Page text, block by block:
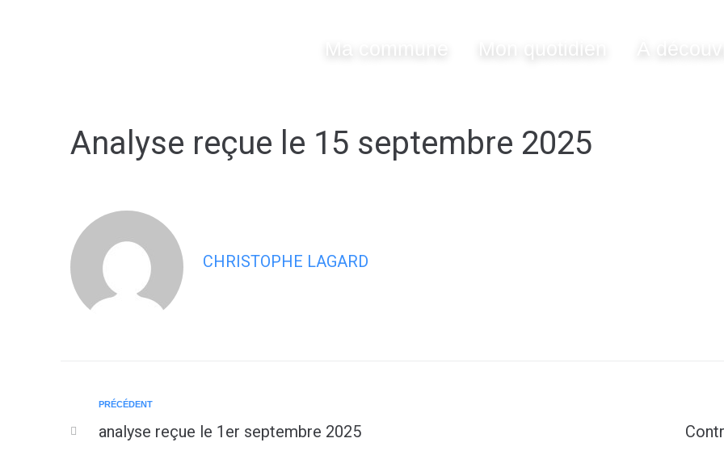
À
Analyse reçue le 15 septembre 2025
CHRISTOPHE LAGARD
PRÉCÉDENT
analyse reçue le 1er septembre 2025